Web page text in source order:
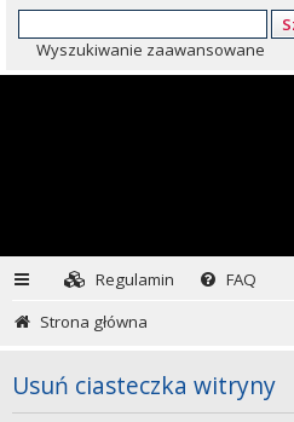
Wyszukiwanie zaawansowane
Regulamin
FAQ
Strona główna
Usuń ciasteczka witryny